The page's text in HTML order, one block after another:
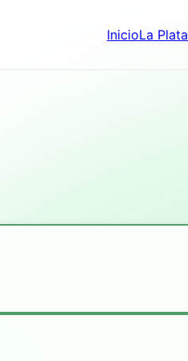
InicioLa Plata